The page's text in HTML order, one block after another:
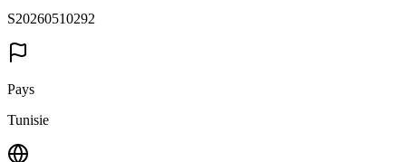
S20260510292
Pays
Tunisie